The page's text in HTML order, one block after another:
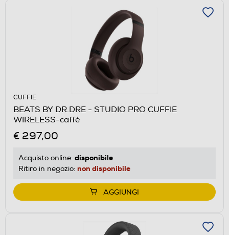
CUFFIE
BEATS BY DR.DRE - STUDIO PRO CUFFIE
WIRELESS-caffè
€ 297,00
Acquisto online: disponibile
Ritiro in negozio: non disponibile
AGGIUNGI